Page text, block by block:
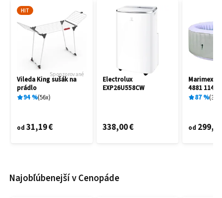
HIT
Sponzorované
Vileda King sušák na
prádlo
94% 56x
od 31,19 €
Electrolux
EXP26U558CW
338,00 €
Marimex
4881
87% 3
od
Najobľúbenejší v Cenopáde